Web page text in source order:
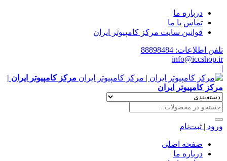
درباره ما
تماس با ما
قوانین سایت مرکز کامپیوتر ایران
تلفن اطلاعات: 88898484
info@iccshop.ir
|
مرکز کامپیوتر ایران |
مرکز کامپیوتر ایران
ورود | ثبت‌نام
صفحه اصلی
درباره ما